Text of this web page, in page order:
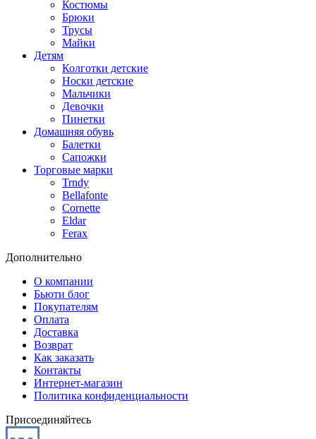
Костюмы
Брюки
Трусы
Майки
Детям
Колготки детские
Носки детские
Мальчики
Девочки
Пинетки
Домашняя обувь
Балетки
Сапожки
Торговые марки
Trndy
Bellafonte
Cornette
Eldar
Ferax
Дополнительно
О компании
Бьюти блог
Покупателям
Оплата
Доставка
Возврат
Как заказать
Контакты
Интернет-магазин
Политика конфиденциальности
Присоединяйтесь